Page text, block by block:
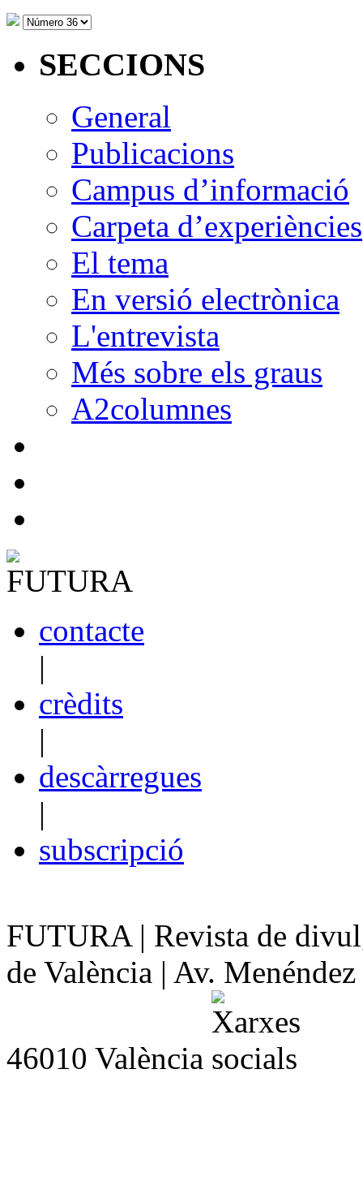
SECCIONS
General
Publicacions
Campus d’informació
Carpeta d’experiències
El tema
En versió electrònica
L'entrevista
Més sobre els graus
A2columnes
contacte
|
crèdits
|
descàrregues
|
subscripció
FUTURA | Revista de
de València | Av.
46010 València